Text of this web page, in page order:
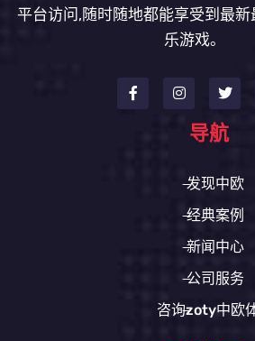
平台访问,随时随地都能享受到最
乐游戏。
导航
发现中欧
经典案例
新闻中心
公司服务
咨询zoty中欧